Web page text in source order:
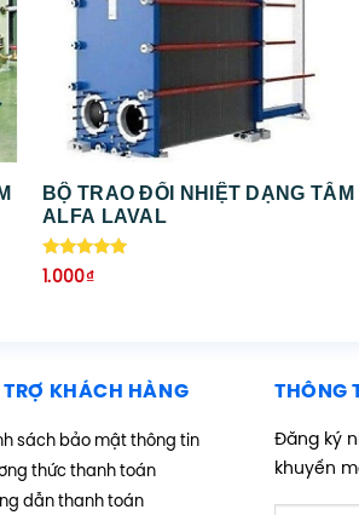
BỘ TRAO ĐỔI NHIỆT DẠNG TẤM
ALFA LAVAL
Được xếp
hạng
1.000₫
TRỢ KHÁCH HÀNG
sách bảo mật thông tin
thức thanh toán
dẫn thanh toán
THÔNG
Đăng ký
khuyến